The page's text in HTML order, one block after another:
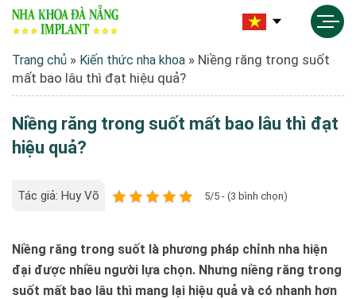
Trang chủ » Kiến thức nha khoa » Niềng răng trong suốt
mất bao lâu thì đạt hiệu quả?
Niềng răng trong suốt mất bao lâu thì đạt
hiệu quả?
Tác giả: Huy Võ 5/5 - (3 bình chọn)
Niềng răng trong suốt là phương pháp chỉnh nha hiện
đại được nhiều người lựa chọn. Nhưng niềng răng trong
suốt mất bao lâu thì mang lại hiệu quả và có nhanh hơn